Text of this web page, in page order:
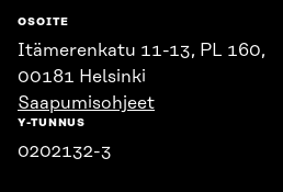
OSOITE
Itämerenkatu 11-13, PL 160,
00181 Helsinki
Saapumisohjeet
Y-TUNNUS
0202132-3